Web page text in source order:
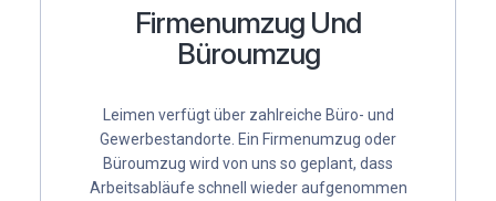
Firmenumzug Und
Büroumzug
Leimen verfügt über zahlreiche Büro- und
Gewerbestandorte. Ein Firmenumzug oder
Büroumzug wird von uns so geplant, dass
Arbeitsabläufe schnell wieder aufgenommen